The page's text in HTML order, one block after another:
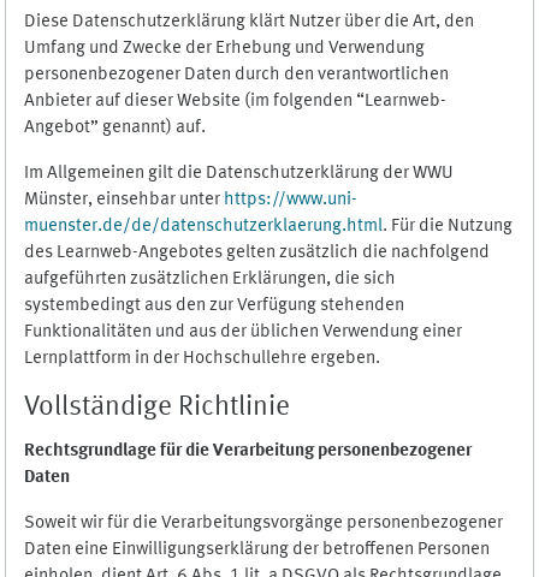
Diese Datenschutzerklärung klärt Nutzer über die Art, den
Umfang und Zwecke der Erhebung und Verwendung
personenbezogener Daten durch den verantwortlichen
Anbieter auf dieser Website (im folgenden “Learnweb-
Angebot” genannt) auf.
Im Allgemeinen gilt die Datenschutzerklärung der WWU
Münster, einsehbar unter https://www.uni-
muenster.de/de/datenschutzerklaerung.html. Für die Nutzung
des Learnweb-Angebotes gelten zusätzlich die nachfolgend
aufgeführten zusätzlichen Erklärungen, die sich
systembedingt aus den zur Verfügung stehenden
Funktionalitäten und aus der üblichen Verwendung einer
Lernplattform in der Hochschullehre ergeben.
Vollständige Richtlinie
Rechtsgrundlage für die Verarbeitung personenbezogener
Daten
Soweit wir für die Verarbeitungsvorgänge personenbezogener
Daten eine Einwilligungserklärung der betroffenen Personen